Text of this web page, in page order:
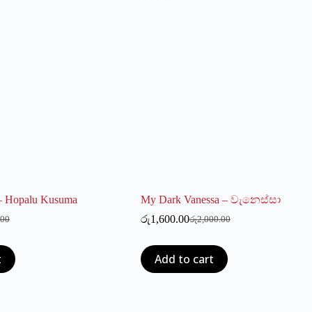
Kusuma My Dark Vanessa – වැනෙස්සා
රු2,000.00
Original
රු2,000.00.
රු1,600.00Current
රු1,600.00.
Add to cart